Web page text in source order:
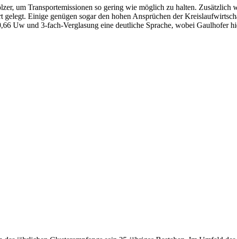
um Transportemissionen so gering wie möglich zu halten. Zusätzlich
Einige genügen sogar den hohen Ansprüchen der
Uw und 3-fach-Verglasung eine deutliche Sprache, wobei Gaulhofer